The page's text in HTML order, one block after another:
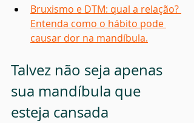
Bruxismo e DTM: qual a relação?
Entenda como o hábito pode
causar dor na mandíbula.
Talvez não seja apenas
sua mandíbula que
esteja cansada